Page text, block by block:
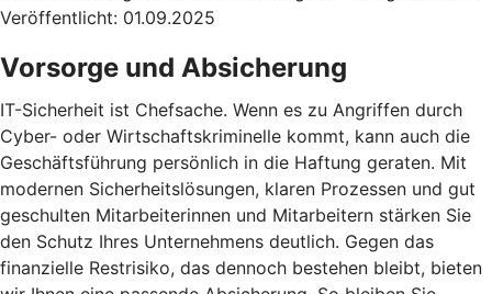
Veröffentlicht: 01.09.2025
Vorsorge und Absicherung
IT-Sicherheit ist Chefsache. Wenn es zu Angriffen durch
Cyber- oder Wirtschaftskriminelle kommt, kann auch die
Geschäftsführung persönlich in die Haftung geraten. Mit
modernen Sicherheitslösungen, klaren Prozessen und gut
geschulten Mitarbeiterinnen und Mitarbeitern stärken Sie
den Schutz Ihres Unternehmens deutlich. Gegen das
finanzielle Restrisiko, das dennoch bestehen bleibt, bieten